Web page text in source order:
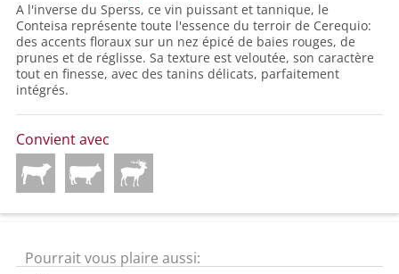
A l'inverse du Sperss, ce vin puissant et tannique, le
Conteisa représente toute l'essence du terroir de Cerequio:
des accents floraux sur un nez épicé de baies rouges, de
prunes et de réglisse. Sa texture est veloutée, son caractère
tout en finesse, avec des tanins délicats, parfaitement
intégrés.
Convient avec
Pourrait vous plaire aussi: